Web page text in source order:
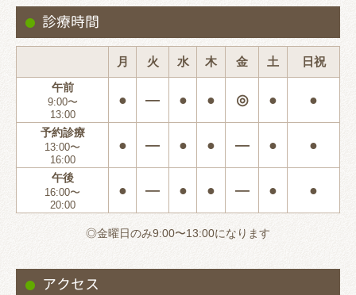
診療時間
月 火 水 木 金 土 日祝
午前
9:00〜
13:00
● ― ● ● ◎ ● ●
予約診療
13:00〜
16:00
● ― ● ● ― ● ●
午後
16:00〜
20:00
● ― ● ● ― ● ●
◎金曜日のみ9:00〜13:00になります
アクセス